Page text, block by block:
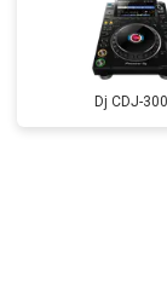
Dj CDJ-